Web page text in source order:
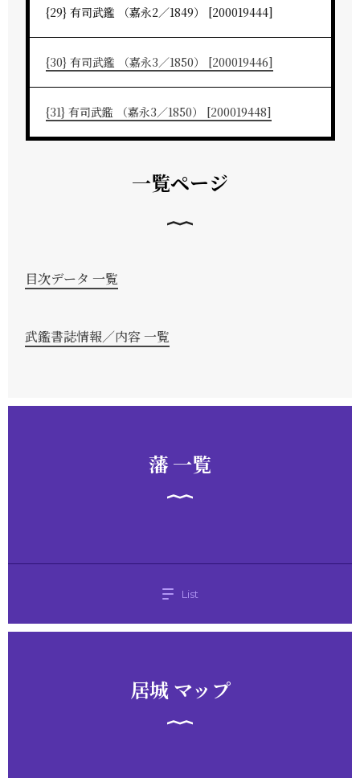
{29} 有司武鑑 （嘉永2／1849） [200019444]
{30} 有司武鑑 （嘉永3／1850） [200019446]
{31} 有司武鑑 （嘉永3／1850） [200019448]
一覧ページ
目次データ 一覧
武鑑書誌情報／内容 一覧
藩 一覧
List
居城 マップ